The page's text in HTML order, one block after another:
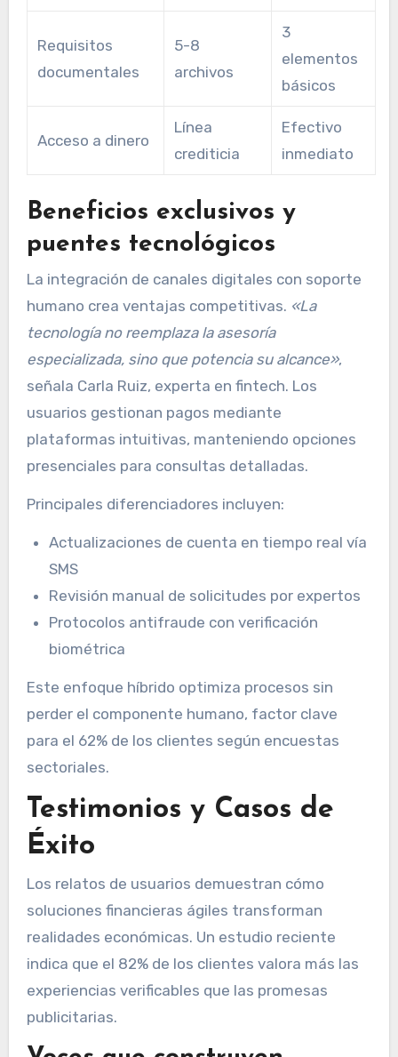
Requisitos
documentales
5-8
archivos
3
elementos
básicos
Acceso a dinero
Línea
crediticia
Efectivo
inmediato
Beneficios exclusivos y
puentes tecnológicos
La integración de canales digitales con soporte
humano crea ventajas competitivas. «La
tecnología no reemplaza la asesoría
especializada, sino que potencia su alcance»,
señala Carla Ruiz, experta en fintech. Los
usuarios gestionan pagos mediante
plataformas intuitivas, manteniendo opciones
presenciales para consultas detalladas.
Principales diferenciadores incluyen:
Actualizaciones de cuenta en tiempo real vía
SMS
Revisión manual de solicitudes por expertos
Protocolos antifraude con verificación
biométrica
Este enfoque híbrido optimiza procesos sin
perder el componente humano, factor clave
para el 62% de los clientes según encuestas
sectoriales.
Testimonios y Casos de
Éxito
Los relatos de usuarios demuestran cómo
soluciones financieras ágiles transforman
realidades económicas. Un estudio reciente
indica que el 82% de los clientes valora más las
experiencias verificables que las promesas
publicitarias.